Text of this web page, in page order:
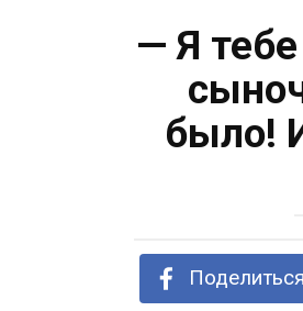
— Я
было!